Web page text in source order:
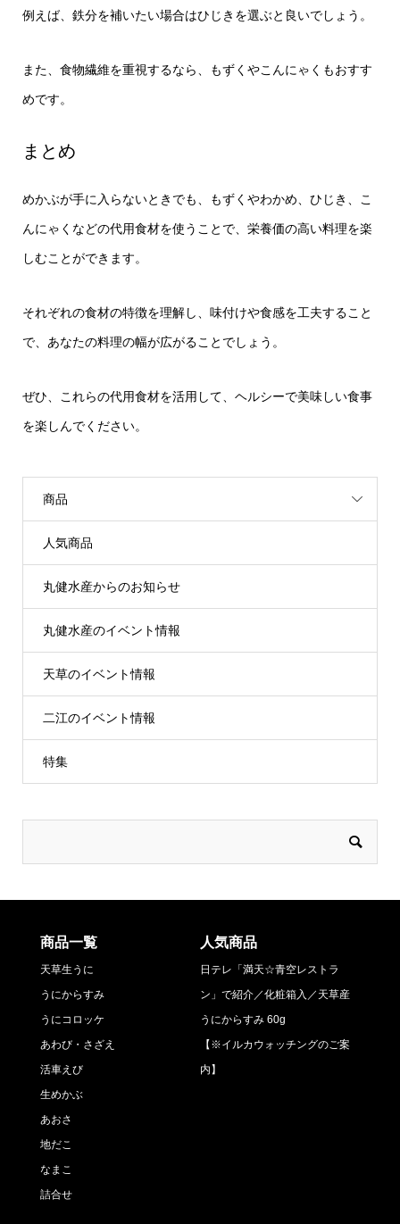
例えば、鉄分を補いたい場合はひじきを選ぶと良いでしょう。
また、食物繊維を重視するなら、もずくやこんにゃくもおすす
めです。
まとめ
めかぶが手に入らないときでも、もずくやわかめ、ひじき、こ
んにゃくなどの代用食材を使うことで、栄養価の高い料理を楽
しむことができます。
それぞれの食材の特徴を理解し、味付けや食感を工夫すること
で、あなたの料理の幅が広がることでしょう。
ぜひ、これらの代用食材を活用して、ヘルシーで美味しい食事
を楽しんでください。
商品
人気商品
丸健水産からのお知らせ
丸健水産のイベント情報
天草のイベント情報
二江のイベント情報
特集
商品一覧
天草生うに
うにからすみ
うにコロッケ
あわび・さざえ
活車えび
生めかぶ
あおさ
地だこ
なまこ
詰合せ
人気商品
日テレ「満天☆青空レストラ
ン」で紹介／化粧箱入／天草産
うにからすみ 60g
【※イルカウォッチングのご案
内】